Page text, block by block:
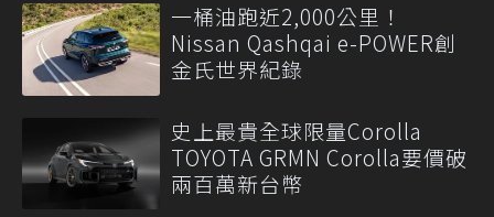
一桶油跑近2,000公里！
Nissan Qashqai e-POWER創
金氏世界紀錄
史上最貴全球限量Corolla
TOYOTA GRMN Corolla要價破
兩百萬新台幣